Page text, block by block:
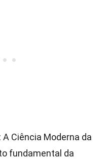
A Ciência Moderna da
fundamental da